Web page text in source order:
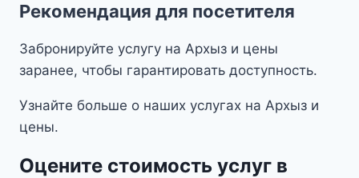
Рекомендация для посетителя
Забронируйте услугу на Архыз и цены
заранее, чтобы гарантировать доступность.
Узнайте больше о наших услугах на Архыз и
цены.
Оцените стоимость услуг в